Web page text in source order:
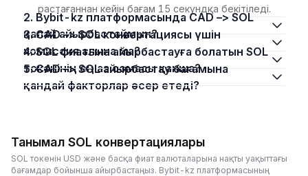
растағаннан кейін бағам 15 секундқа бекітіледі.
2. Bybit-kz платформасында CAD –> SOL
қалай айырбастаймын?
3. CAD –> SOL конвертациясы үшін
комиссия алына ма?
4. SOL фиатына айырбастауға болатын SOL
токенінің ең аз сомасы қанша?
5. CAD –> SOL айырбастау бағамына
қандай факторлар әсер етеді?
Танымал SOL конвертациялары
SOL токенін USD және басқа фиат валюталарына нақты уақыттағы
бағамдар бойынша айырбастаңыз. Bybit-kz платформасының